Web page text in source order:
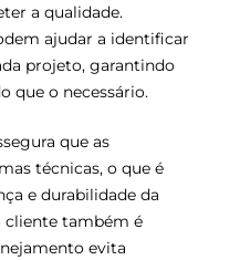
a qualidade.
ajudar a identificar
projeto, garantindo
que o necessário.
que as
técnicas, o que é
e durabilidade da
cliente também é
evita